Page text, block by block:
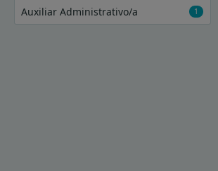
Auxiliar Administrativo/a
1